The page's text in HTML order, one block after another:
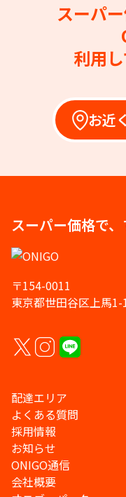
スーパ
利用
お近
スーパー価格で、
〒154-0011
東京都世田谷区上馬
配達エリア
よくある質問
採用情報
お知らせ
ONIGO通信
会社概要